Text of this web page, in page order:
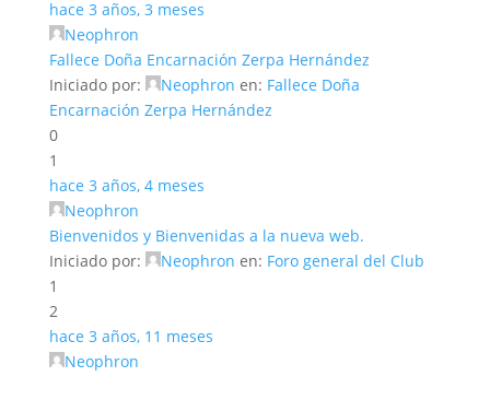
hace 3 años, 3 meses
Neophron
Fallece Doña Encarnación Zerpa Hernández
Iniciado por:
Neophron en: Fallece Doña
Encarnación Zerpa Hernández
0
1
hace 3 años, 4 meses
Neophron
Bienvenidos y Bienvenidas a la nueva web.
Iniciado por:
Neophron en: Foro general del Club
1
2
hace 3 años, 11 meses
Neophron